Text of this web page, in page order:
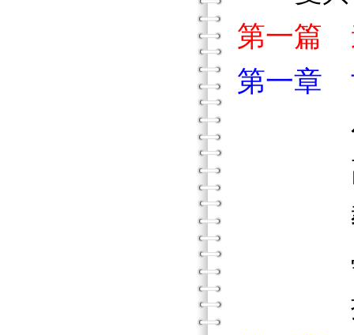
第一篇
第一章
小
高
教學
學生
摘